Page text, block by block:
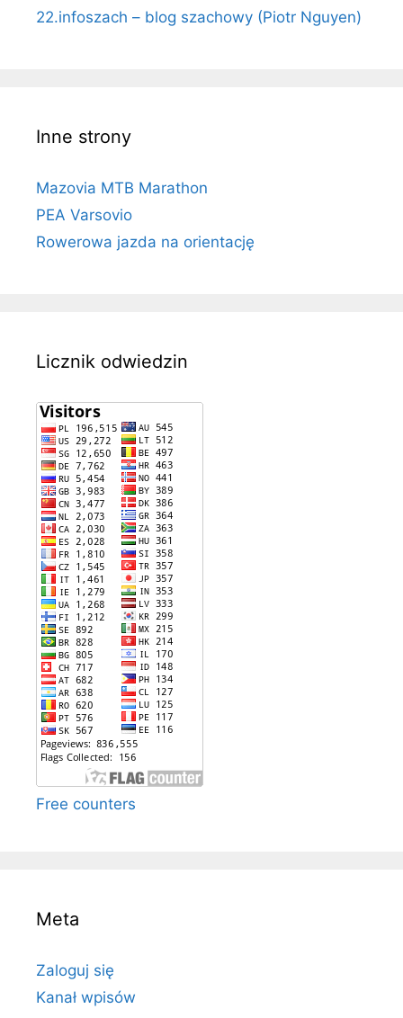
22.infoszach – blog szachowy (Piotr Nguyen)
Inne strony
Mazovia MTB Marathon
PEA Varsovio
Rowerowa jazda na orientację
Licznik odwiedzin
Free counters
Meta
Zaloguj się
Kanał wpisów